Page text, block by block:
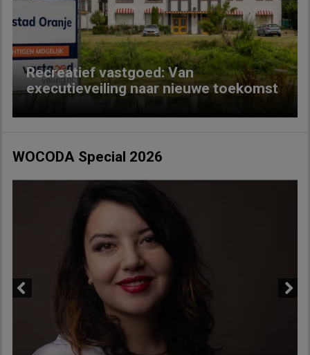
Recreatief vastgoed: Van
executieveiling naar nieuwe toekomst
Next
WOCODA Special 2026